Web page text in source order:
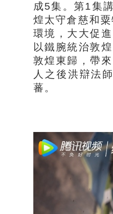
成5集。第1集
煌太守倉慈和
環境，大大促
以鐵腕統治敦
敦煌東歸，帶
人之後洪辯法
蕃。